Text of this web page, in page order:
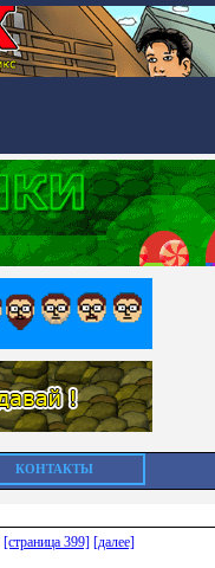
КОНТАКТЫ
[страница 399] [далее]